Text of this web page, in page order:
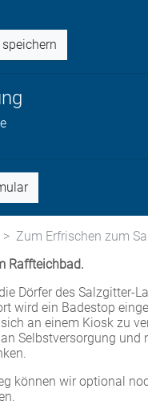
speichern
Zum Erfrischen zum
Raffteichbad.
Dörfer des Salzgitter-
wird ein Badestop
an einem Kiosk zu
Selbstversorgung und
können wir optional